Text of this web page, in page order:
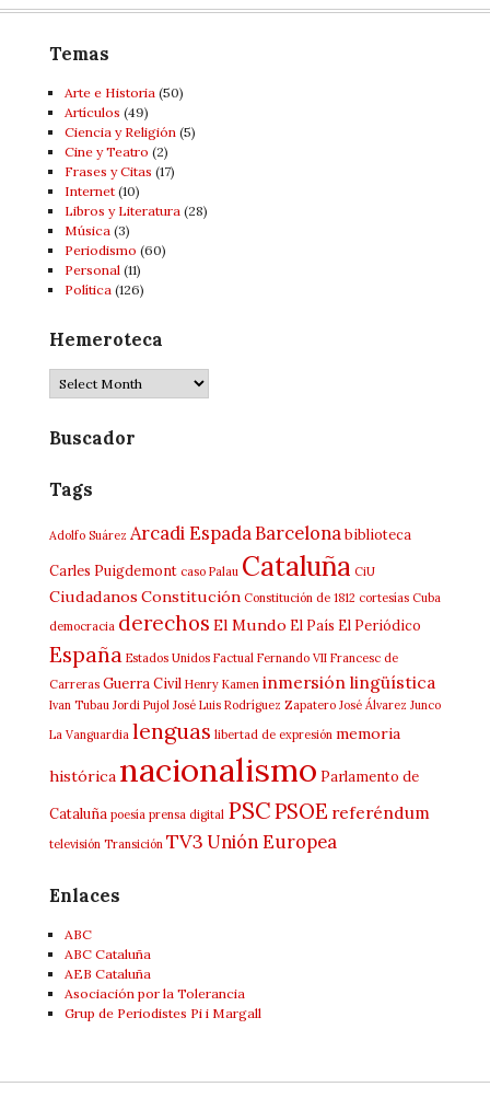
Temas
Arte e Historia (50)
Artí­culos (49)
Ciencia y Religión (5)
Cine y Teatro (2)
Frases y Citas (17)
Internet(10)
Libros y Literatura (28)
Música (3)
Periodismo (60)
Personal (11)
Política (126)
Hemeroteca
Hemeroteca
Buscador
Tags
Adolfo Suárez Arcadi EspadaBarcelona biblioteca
Carles Puigdemont caso Palau Cataluña CiU
Ciudadanos Constitución Constitución de 1812 cortesías Cuba
democracia derechos El Mundo El País El Periódico
España Estados Unidos Factual Fernando VII Francesc de
Carreras Guerra Civil Henry Kamen inmersión lingüística
Ivan Tubau Jordi Pujol José Luis Rodríguez Zapatero José Álvarez Junco
La Vanguardia lenguas libertad de expresión memoria
histórica nacionalismo Parlamento de
Cataluña poesía prensa digital PSCPSOE referéndum
televisión Transición TV3Unión Europea
Enlaces
ABC
ABC Cataluña
AEB Cataluña
Asociación por la Tolerancia
Grup de Periodistes Pi i Margall